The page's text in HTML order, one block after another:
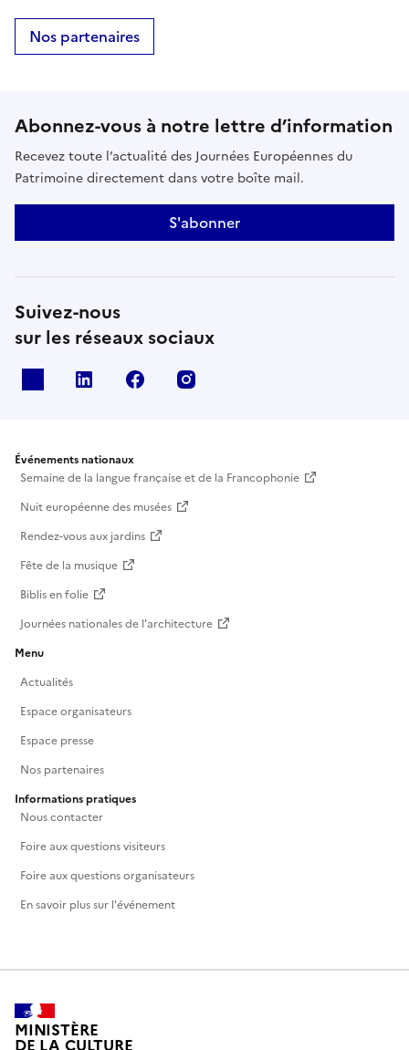
Nos partenaires
Abonnez-vous à notre lettre d’information
Recevez toute l’actualité des Journées Européennes du
Patrimoine directement dans votre boîte mail.
S'abonner
Suivez-nous
sur les réseaux sociaux
Linkedin Facebook
Événements nationaux
Semaine de la langue française et de la Francophonie
Nuit européenne des musées
Rendez-vous aux jardins
Fête de la musique
Biblis en folie
Journées nationales de l'architecture
Menu
Actualités
Espace organisateurs
Espace presse
Nos partenaires
Informations pratiques
Nous contacter
Foire aux questions visiteurs
Foire aux questions organisateurs
En savoir plus sur l'événement
MINISTÈRE